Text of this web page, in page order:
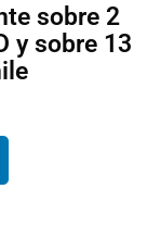
sobre 2
y sobre 13